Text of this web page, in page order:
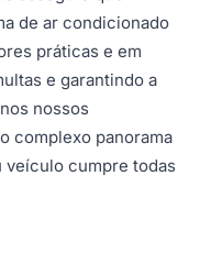
de ar condicionado
práticas e em
e garantindo a
nossos
complexo panorama
veículo cumpre todas